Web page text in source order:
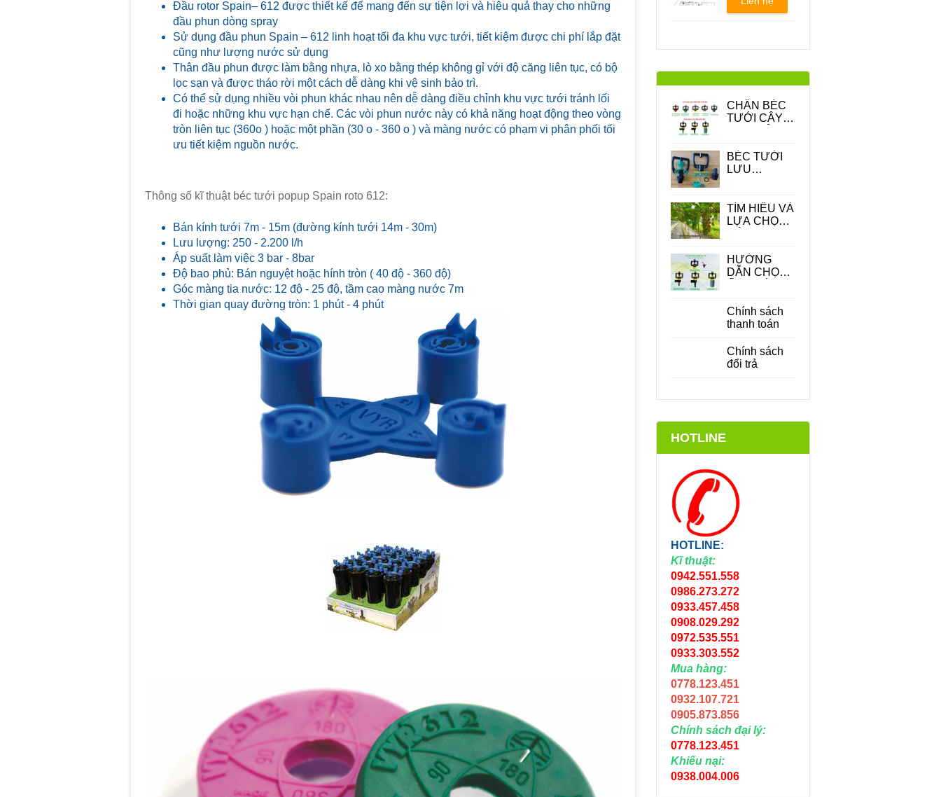
Mô tả sản phẩm béc tưới popup Spain roto 612:
Đầu rotor Spain– 612 được thiết kế để mang đến sự tiện lợi và hiệu quả thay cho những
đầu phun dòng spray
Sử dụng đầu phun Spain – 612 linh hoạt tối đa khu vực tưới, tiết kiệm được chi phí lắp đặt
cũng như lượng nước sử dụng
Thân đầu phun được làm bằng nhựa, lò xo bằng thép không gỉ với độ căng liên tục, có bộ
lọc sạn và được tháo rời một cách dễ dàng khi vệ sinh bảo trì.
Có thể sử dụng nhiều vòi phun khác nhau nên dễ dàng điều chỉnh khu vực tưới tránh lối
đi hoặc những khu vực hạn chế. Các vòi phun nước này có khả năng hoạt động theo vòng
tròn liên tục (360o ) hoặc một phần (30 o - 360 o ) và màng nước có phạm vi phân phối tối
ưu tiết kiệm nguồn nước.
Bán kính tưới 7m - 15m (đường kính tưới 14m - 30m)
Độ bao phủ: Bán nguyệt hoặc hính tròn ( 40 độ - 360 độ)
Góc màng tia nước: 12 độ - 25 độ, tầm cao màng nước 7m
CHÂN BÉC
TƯỚI CÂY -
TRONG
TRONG HỆ
BÉC TƯỚI
LƯU
TÌM HIỂU VÀ
LỰA CHỌN
CÂY ĂN
QUẢ PHÙ
HƯỚNG
DẪN CHỌN
TƯỚI CÂY
PHÙ HỢP
KIỆM CHI
PHÍ
Chính sách
thanh toán
Chính sách
đổi trả
HOTLINE
HOTLINE:
Kĩ thuật:
0942.551.558
0986.273.272
0933.457.458
0908.029.292
0972.535.551
0933.303.552
Mua hàng:
0778.123.451
0932.107.721
0905.873.856
Chính sách đại lý:
0778.123.451
Khiếu nại:
0938.004.006